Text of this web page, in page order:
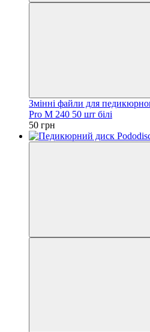
Змінні файли для
Pro M 240 50 шт білі
50 грн